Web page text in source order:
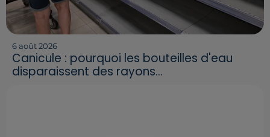
6 août 2026
Canicule : pourquoi les bouteilles d'eau
disparaissent des rayons...